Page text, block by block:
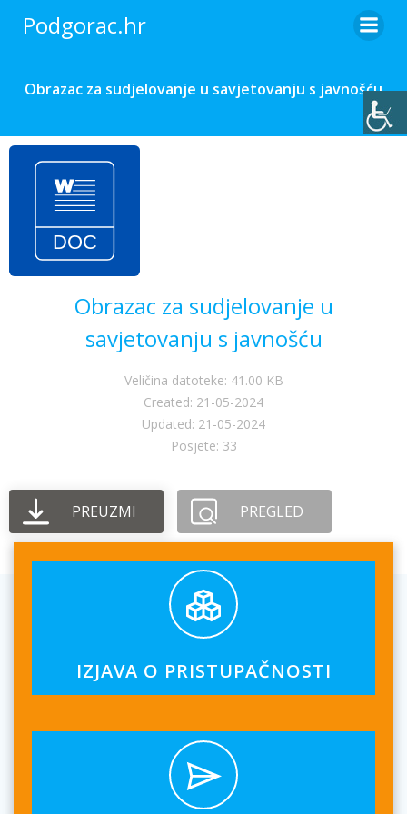
Podgorac.hr
Obrazac za sudjelovanje u savjetovanju s javnošću
Obrazac za sudjelovanje u
savjetovanju s javnošću
Veličina datoteke: 41.00 KB
Created: 21-05-2024
Updated: 21-05-2024
Posjete: 33
PREUZMI PREGLED
IZJAVA O PRISTUPAČNOSTI